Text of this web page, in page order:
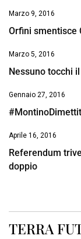
Marzo 9, 2016
Orfini smentisce
Marzo 5, 2016
Nessuno tocchi
Gennaio 27, 2016
Aprile 16, 2016
Referendum
doppio
TERRA